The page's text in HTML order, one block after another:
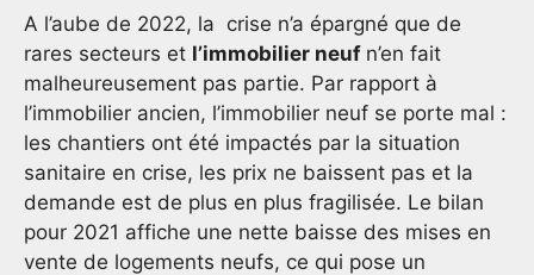
A l’aube de 2022, la crise n’a épargné que de
rares secteurs et l’immobilier neuf n’en fait
malheureusement pas partie. Par rapport à
l’immobilier ancien, l’immobilier neuf se porte mal :
les chantiers ont été impactés par la situation
sanitaire en crise, les prix ne baissent pas et la
demande est de plus en plus fragilisée. Le bilan
pour 2021 affiche une nette baisse des mises en
vente de logements neufs, ce qui pose un